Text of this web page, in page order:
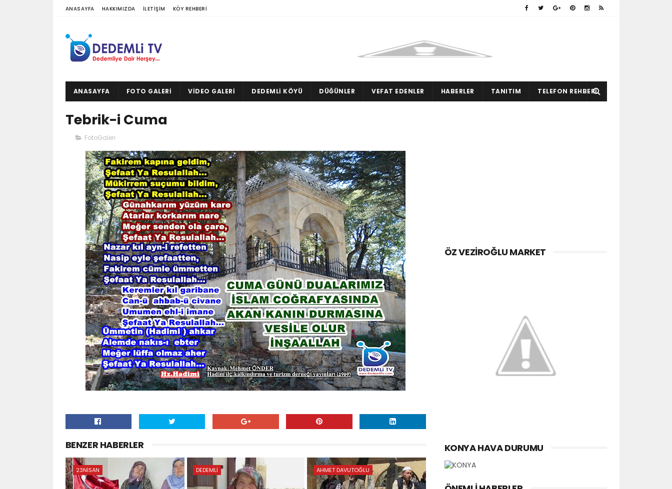
ANASAYFA HAKKIMIZDA İLETIŞIM KÖY REHBERI
ANASAYFA FOTO GALERI VIDEO GALERI DEDEMLI KÖYÜ DÜĞÜNLER VEFAT EDENLER HABERLER TANITIM TELEFON REHBERI
Tebrik-i Cuma
FotoGaleri
BENZER HABERLER
23NISAN DEDEMLI AHMET DAVUTOĞLU
ÖZ VEZIROĞLU MARKET
KONYA HAVA DURUMU